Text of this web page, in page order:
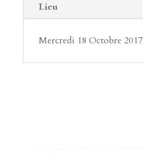
Lieu
Mercredi 18 Octobre 2017